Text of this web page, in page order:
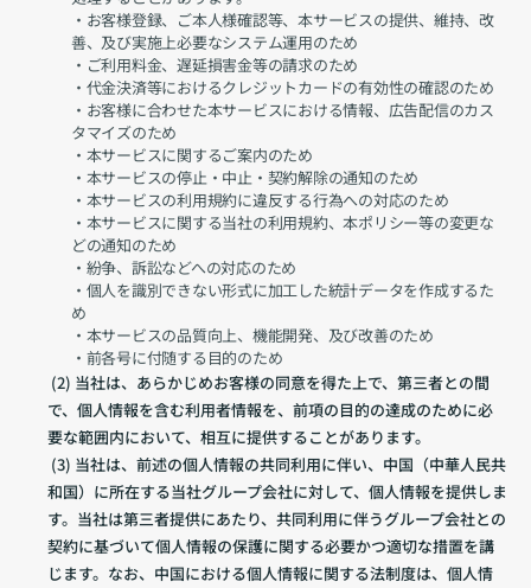
・お客様登録、ご本人様確認等、本サービスの提供、維持、改
善、及び実施上必要なシステム運用のため
・ご利用料金、遅延損害金等の請求のため
・代金決済等におけるクレジットカードの有効性の確認のため
・お客様に合わせた本サービスにおける情報、広告配信のカス
タマイズのため
・本サービスに関するご案内のため
・本サービスの停止・中止・契約解除の通知のため
・本サービスの利用規約に違反する行為への対応のため
・本サービスに関する当社の利用規約、本ポリシー等の変更な
どの通知のため
・紛争、訴訟などへの対応のため
・個人を識別できない形式に加工した統計データを作成するた
め
・本サービスの品質向上、機能開発、及び改善のため
・前各号に付随する目的のため
で、個人情報を含む利用者情報を、前項の目的の達成のために必
要な範囲内において、相互に提供することがあります。
和国）に所在する当社グループ会社に対して、個人情報を提供しま
す。当社は第三者提供にあたり、共同利用に伴うグループ会社との
契約に基づいて個人情報の保護に関する必要かつ適切な措置を講
じます。なお、中国における個人情報に関する法制度は、個人情